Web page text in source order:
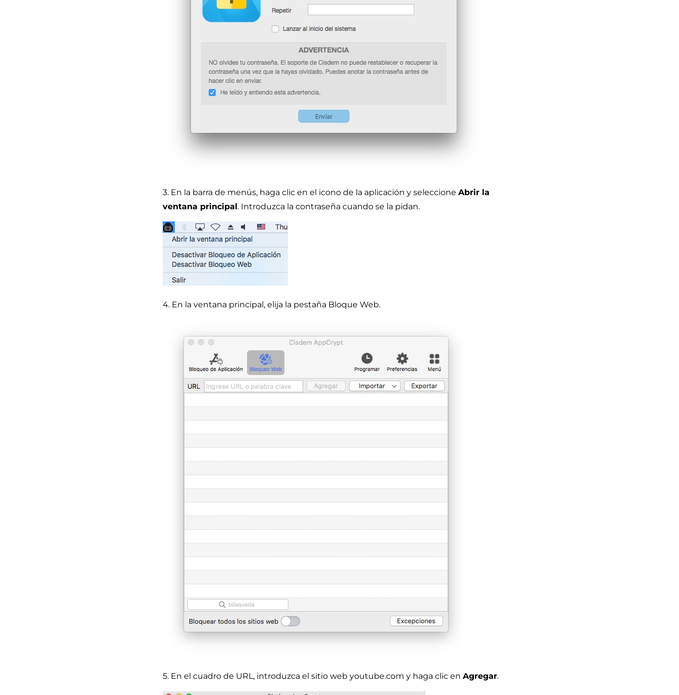
3. En la barra de menús, haga clic en el icono de la aplicación y seleccione Abrir la
ventana principal. Introduzca la contraseña cuando se la pidan.
4. En la ventana principal, elija la pestaña Bloque Web.
5. En el cuadro de URL, introduzca el sitio web youtube.com y haga clic en Agregar.